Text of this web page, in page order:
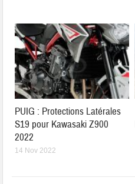
PUIG : Protections Latérales
S19 pour Kawasaki Z900
2022
14 Nov 2022